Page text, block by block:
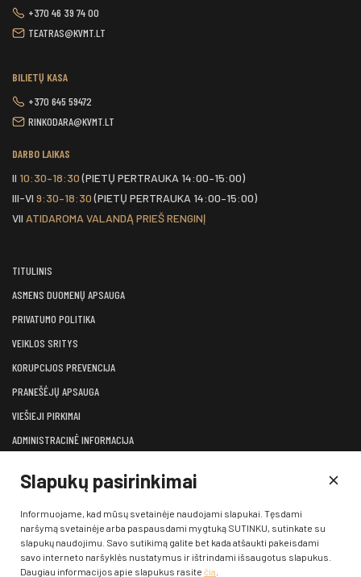
Slapukų pasirinkimai
Informuojame, kad mūsų svetainėje naudojami slapukai. Tęsdami
naršymą svetainėje arba paspausdami mygtuką SUTINKU, sutinkate su
slapukų naudojimu. Savo sutikimą galite bet kada atšaukti pakeisdami
savo interneto naršyklės nustatymus ir ištrindami išsaugotus slapukus.
Daugiau informacijos apie slapukus rasite čia
+370 46 39 74 00
TEATRAS@KVMT.LT
BILIETŲ KASA
+370 645 59472
RINKODARA@KVMT.LT
DARBO LAIKAS
II 10:30–18:30(PIETŲ PERTRAUKA 14:00–15:00)
III-VI 9:30–18:30(PIETŲ PERTRAUKA 14:00–15:00)
VII ATIDAROMA VALANDĄ PRIEŠ RENGINĮ
TITULINIS
ASMENS DUOMENŲ APSAUGA
PRIVATUMO POLITIKA
VEIKLOS SRITYS
KORUPCIJOS PREVENCIJA
PRANEŠĖJŲ APSAUGA
VIEŠIEJI PIRKIMAI
ADMINISTRACINĖ INFORMACIJA
ATVIRI DUOMENYS
KONSULTAVIMASIS SU VISUOMENE
KONTAKTAI